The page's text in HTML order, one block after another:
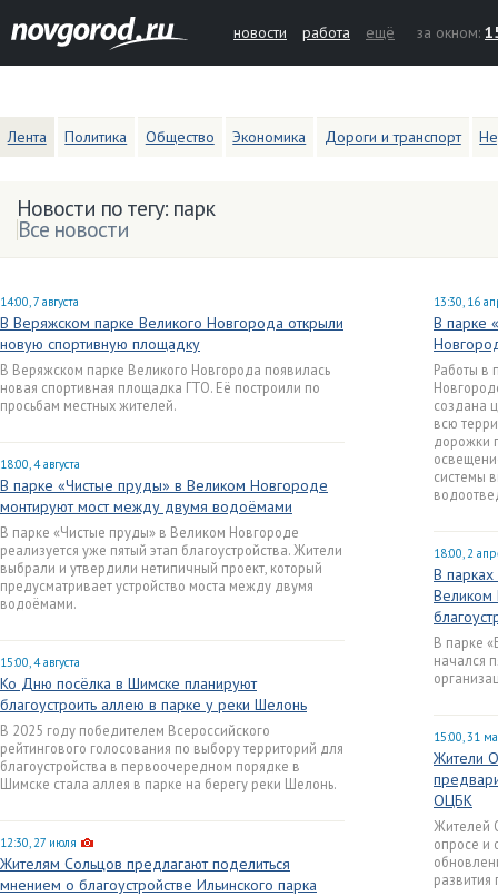
новости работа ещё за окном:
Лента Политика Общество Экономика Дороги и транспорт
Новости по тегу: парк
Все новости
14:00, 7 августа
В Веряжском парке Великого Новгорода открыли
новую спортивную площадку
В Веряжском парке Великого Новгорода появилась
новая спортивная площадка ГТО. Её построили по
просьбам местных жителей.
18:00, 4 августа
В парке «Чистые пруды» в Великом Новгороде
монтируют мост между двумя водоёмами
В парке «Чистые пруды» в Великом Новгороде
реализуется уже пятый этап благоустройства. Жители
выбрали и утвердили нетипичный проект, который
предусматривает устройство моста между двумя
водоёмами.
15:00, 4 августа
Ко Дню посёлка в Шимске планируют
благоустроить аллею в парке у реки Шелонь
В 2025 году победителем Всероссийского
рейтингового голосования по выбору территорий для
благоустройства в первоочередном порядке в
Шимске стала аллея в парке на берегу реки Шелонь.
12:30, 27 июля
Жителям Сольцов предлагают поделиться
мнением о благоустройстве Ильинского парка
13:30, 16
В парке
Работы в
создана
всю
дорожки
системы
18:00, 2
В
Великом
В парке
начался
15:00, 31
Жители
ОЦБК
Жителей
опросе и
развития